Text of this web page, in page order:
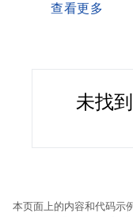
查看更多
未找
本页面上的内容和代码示